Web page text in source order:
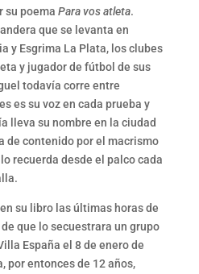
su poema Para vos atleta.
que se levanta en
y Esgrima La Plata, los clubes
y jugador de fútbol de sus
todavía corre entre
es su voz en cada prueba y
lleva su nombre en la ciudad
de contenido por el macrismo
recuerda desde el palco cada
su libro las últimas horas de
que lo secuestrara un grupo
España el 8 de enero de
por entonces de 12 años,